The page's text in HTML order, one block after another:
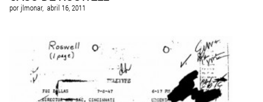
por jlmonar, abril 16, 2011
VISITA EL SITIO WEB